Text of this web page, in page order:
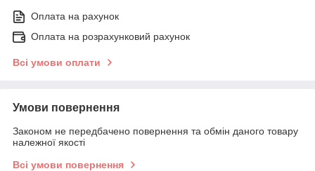
Оплата на рахунок
Оплата на розрахунковий рахунок
Всі умови оплати
Умови повернення
Законом не передбачено повернення та обмін даного товару
належної якості
Всі умови повернення